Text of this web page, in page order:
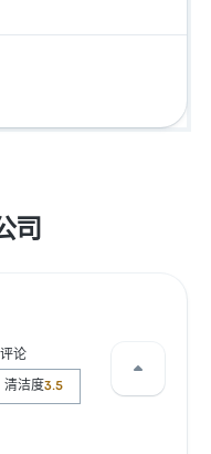
司
论
清洁度3.5